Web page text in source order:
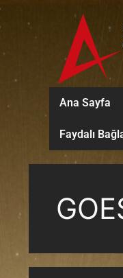
Ana Sayfa
Faydalı